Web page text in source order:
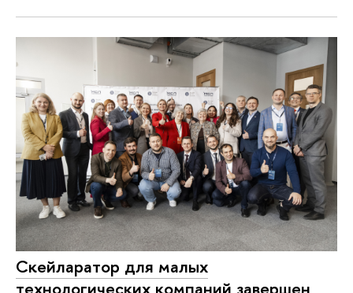
Скейларатор для малых
технологических компаний завершен